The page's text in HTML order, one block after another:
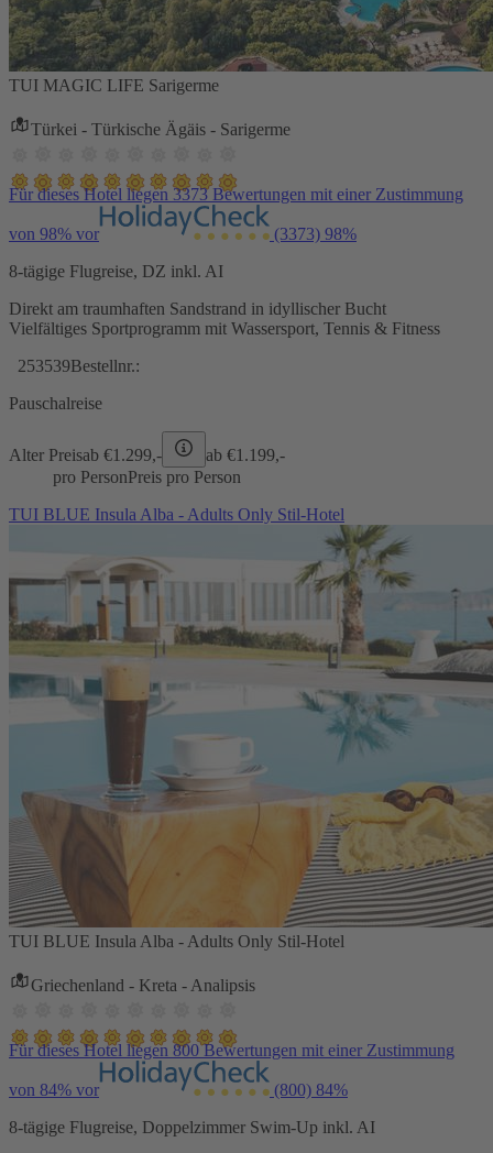
TUI MAGIC LIFE Sarigerme
Türkei - Türkische Ägäis - Sarigerme
Für dieses Hotel liegen 3373 Bewertungen mit einer Zustimmung
von 98% vor (3373) 98%
8-tägige Flugreise, DZ inkl. AI
Direkt am traumhaften Sandstrand in idyllischer Bucht
Vielfältiges Sportprogramm mit Wassersport, Tennis & Fitness
253539Bestellnr.:
Pauschalreise
Alter Preisab €1.299,- ab €1.199,-
pro PersonPreis pro Person
TUI BLUE Insula Alba - Adults Only Stil-Hotel
TUI BLUE Insula Alba - Adults Only Stil-Hotel
Griechenland - Kreta - Analipsis
Für dieses Hotel liegen 800 Bewertungen mit einer Zustimmung
von 84% vor (800) 84%
8-tägige Flugreise, Doppelzimmer Swim-Up inkl. AI